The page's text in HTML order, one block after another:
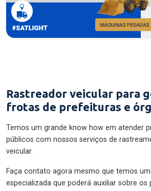
Rastreador veicular para
frotas de prefeituras e
Temos um grande know how em atender
públicos com nossos serviços de
veicular.
Faça contato agora mesmo que temos
especializada que poderá auxiliar sobre os